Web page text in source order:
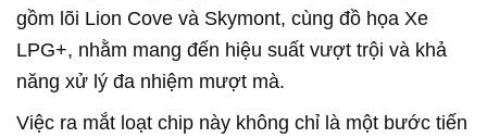
gồm lõi Lion Cove và Skymont, cùng đồ họa Xe
LPG+, nhằm mang đến hiệu suất vượt trội và khả
năng xử lý đa nhiệm mượt mà.
Việc ra mắt loạt chip này không chỉ là một bước tiến